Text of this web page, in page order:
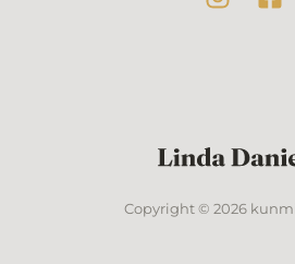
Copyright © 2026